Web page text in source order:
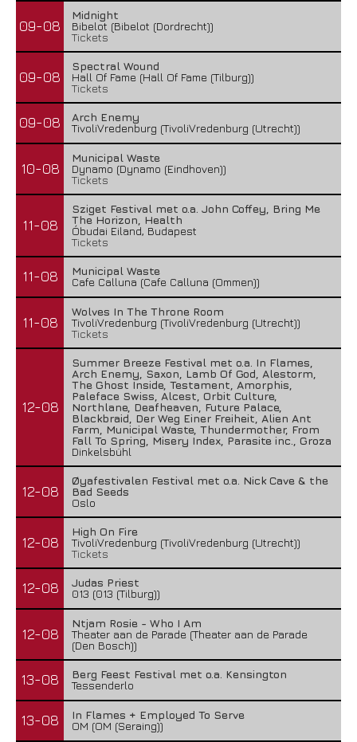
09-08
Midnight
Bibelot (Bibelot (Dordrecht))
Tickets
09-08
Spectral Wound
Hall Of Fame (Hall Of Fame (Tilburg))
Tickets
09-08
Arch Enemy
TivoliVredenburg (TivoliVredenburg (Utrecht))
10-08
Municipal Waste
Dynamo (Dynamo (Eindhoven))
Tickets
11-08
Sziget Festival met o.a. John Coffey, Bring Me
The Horizon, Health
Óbudai Eiland, Budapest
Tickets
11-08
Municipal Waste
Cafe Calluna (Cafe Calluna (Ommen))
11-08
Wolves In The Throne Room
TivoliVredenburg (TivoliVredenburg (Utrecht))
Tickets
12-08
Summer Breeze Festival met o.a. In Flames,
Arch Enemy, Saxon, Lamb Of God, Alestorm,
The Ghost Inside, Testament, Amorphis,
Paleface Swiss, Alcest, Orbit Culture,
Northlane, Deafheaven, Future Palace,
Blackbraid, Der Weg Einer Freiheit, Alien Ant
Farm, Municipal Waste, Thundermother, From
Fall To Spring, Misery Index, Parasite inc., Groza
Dinkelsbühl
12-08
Øyafestivalen Festival met o.a. Nick Cave & the
Bad Seeds
Oslo
12-08
High On Fire
TivoliVredenburg (TivoliVredenburg (Utrecht))
Tickets
12-08
Judas Priest
013 (013 (Tilburg))
12-08
Ntjam Rosie - Who I Am
Theater aan de Parade (Theater aan de Parade
(Den Bosch))
13-08
Berg Feest Festival met o.a. Kensington
Tessenderlo
13-08
In Flames + Employed To Serve
OM (OM (Seraing))